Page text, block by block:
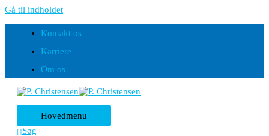
Gå til indholdet
Kontakt os
Karriere
Om os
Hovedmenu
Søg